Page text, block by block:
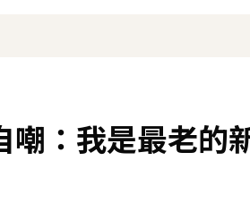
嘲：我是最老的